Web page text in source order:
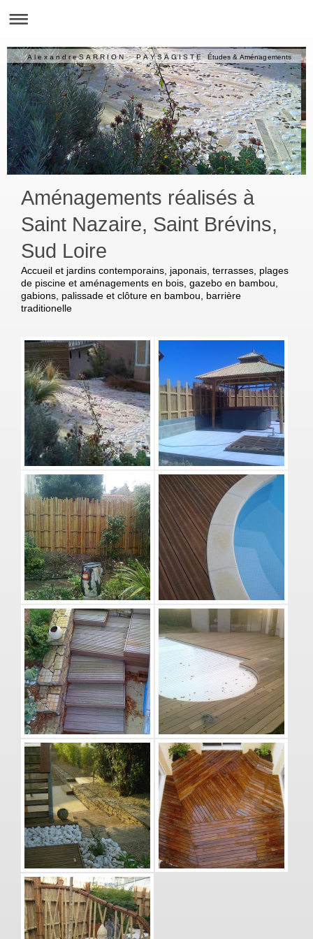
A l e x a n d r e S A R R I O N P A Y S A G I S T E Études & Aménagements
Aménagements réalisés à
Saint Nazaire, Saint Brévins,
Sud Loire
Accueil et jardins contemporains, japonais, terrasses, plages
de piscine et aménagements en bois, gazebo en bambou,
gabions, palissade et clôture en bambou, barrière
traditionelle